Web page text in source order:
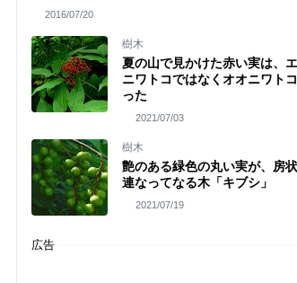
2016/07/20
樹木
夏の山で見かけた赤い実は、
ニワトコではなくオオニワト
った
2021/07/03
樹木
艶のある緑色の丸い実が、房
連なってなる木「キブシ」
2021/07/19
広告